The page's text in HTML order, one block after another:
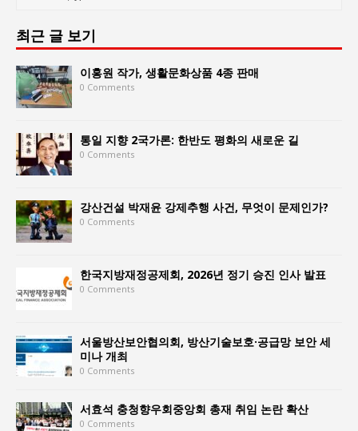
최근 글 보기
이홍원 작가, 생활문화상품 4종 판매
0 Comments
통일 지향 2국가론: 한반도 평화의 새로운 길
0 Comments
강산건설 박재윤 강제추행 사건, 무엇이 문제인가?
0 Comments
한국지방재정공제회, 2026년 정기 승진 인사 발표
0 Comments
서울방산보안협의회, 방산기술보호·공급망 보안 세
미나 개최
0 Comments
서효석 충청향우회중앙회 총재 취임 논란 확산
0 Comments